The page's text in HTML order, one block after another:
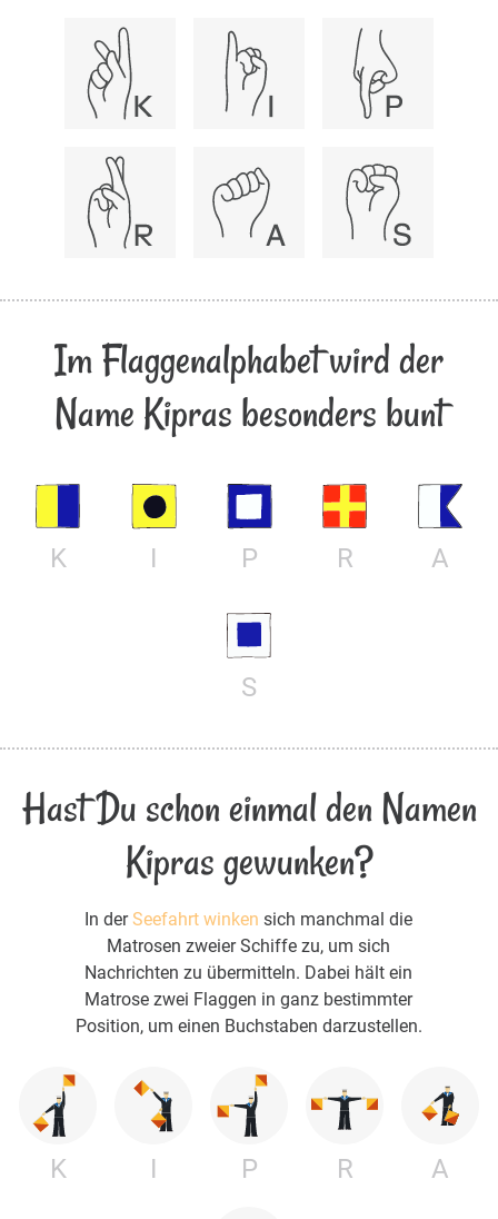
Im Flaggenalphabet wird der
Name Kipras besonders bunt
K I P R A
S
Hast Du schon einmal den Namen
Kipras gewunken?
In derSeefahrt winken sich manchmal die
Matrosen zweier Schiffe zu, um sich
Nachrichten zu übermitteln. Dabei hält ein
Matrose zwei Flaggen in ganz bestimmter
Position, um einen Buchstaben darzustellen.
K I P R A